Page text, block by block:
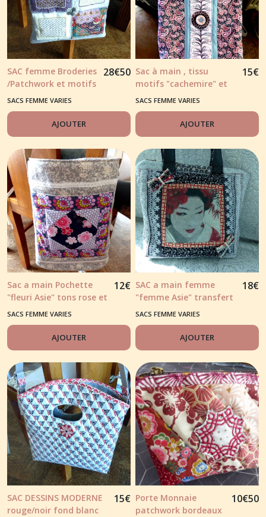
SAC femme Broderies
/Patchwork et motifs
shashiko
28€50
SACS FEMME VARIES
AJOUTER
Sac à main , tissu
motifs "cachemire" et
broderie feuillage main
15€
SACS FEMME VARIES
AJOUTER
Sac a main Pochette
"fleuri Asie" tons rose et
bleu
12€
SACS FEMME VARIES
AJOUTER
SAC a main femme
"femme Asie" transfert
de photo, ton rouge
18€
SACS FEMME VARIES
AJOUTER
SAC DESSINS MODERNE
rouge/noir fond blanc
15€ Porte Monnaie
patchwork bordeaux
10€50